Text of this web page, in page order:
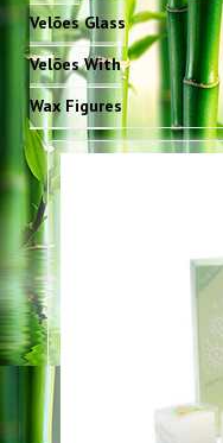
Velões Glass
Velões With
Wax Figures